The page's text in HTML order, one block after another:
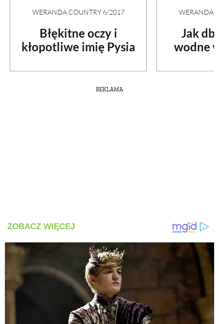
WERANDA COUNTRY 6/2017
Błękitne oczy i
kłopotliwe imię Pysia
WERANDA
Jak
wodne
REKLAMA